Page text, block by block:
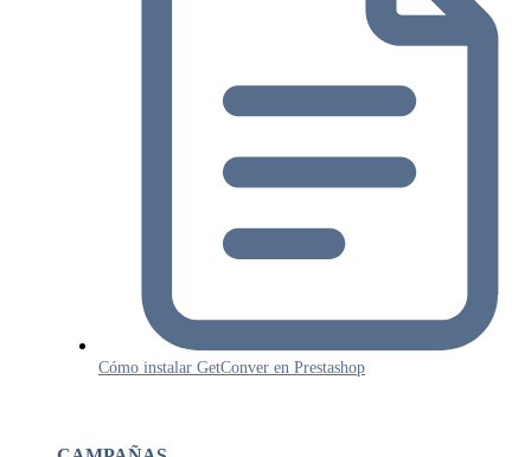
Cómo instalar GetConver en Prestashop